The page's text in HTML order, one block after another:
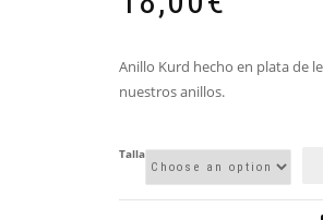
Anillo Kurd hecho en plata de
nuestros anillos.
Talla